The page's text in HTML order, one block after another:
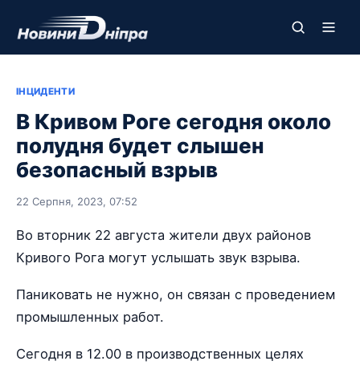
ІНЦИДЕНТИ
В Кривом Роге сегодня около
полудня будет слышен
безопасный взрыв
22 Серпня, 2023, 07:52
Во вторник 22 августа жители двух районов
Кривого Рога могут услышать звук взрыва.
Паниковать не нужно, он связан с проведением
промышленных работ.
Сегодня в 12.00 в производственных целях